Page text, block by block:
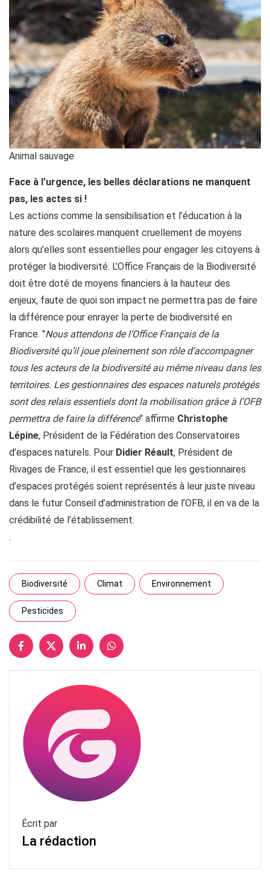
Animal sauvage
Face à l’urgence, les belles déclarations ne manquent
pas, les actes si !
Les actions comme la sensibilisation et l’éducation à la
nature des scolaires manquent cruellement de moyens
alors qu’elles sont essentielles pour engager les citoyens à
protéger la biodiversité. L’Office Français de la Biodiversité
doit être doté de moyens financiers à la hauteur des
enjeux, faute de quoi son impact ne permettra pas de faire
la différence pour enrayer la perte de biodiversité en
France. "Nous attendons de l’Office Français de la
Biodiversité qu’il joue pleinement son rôle d’accompagner
tous les acteurs de la biodiversité au même niveau dans les
territoires. Les gestionnaires des espaces naturels protégés
sont des relais essentiels dont la mobilisation grâce à l’OFB
permettra de faire la différence" affirme Christophe
Lépine, Président de la Fédération des Conservatoires
d’espaces naturels. Pour Didier Réault, Président de
Rivages de France, il est essentiel que les gestionnaires
d’espaces protégés soient représentés à leur juste niveau
dans le futur Conseil d’administration de l’OFB, il en va de la
crédibilité de l’établissement.
.
Biodiversité Climat Environnement
Pesticides
Écrit par
La rédaction